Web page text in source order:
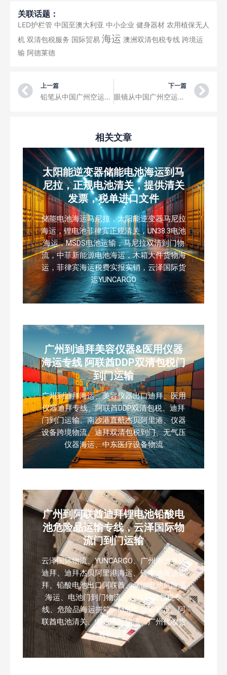
关联话题：
LED护栏管 中国至澳大利亚 中小企业 健身器材 农用植保无人
机 双清包税服务 国际贸易 海运 澳洲双清包税专线 跨境运
输 阿德莱德
Prev
上一篇
铅笔从中国广州空运到文莱Brunei 登嘉楼Tutong 电商小包裹国际快递
下一篇
眼镜从中国广州空运到朝鲜NorthKorea 新义州Sinuiju 电商小包裹国际快递
相关文章
太阳能逆变器储能电池海运到马
尼拉，正规电池清关，提供清关
发票，税单进口文件
储能电池海运马尼拉，太阳能逆变器马尼拉
海运，锂电池菲律宾正规清关，UN38.3电池
海运，MSDS电池运输，马尼拉双清到门物
流，中菲新能源电池海运，木箱大件货物海
运，菲律宾海运税费实报实销，云泽国际货
运YUNCARGO
广州到迪拜美容仪器&医用仪器
海运专线 阿联酋DDP双清包税门
到门运输
广州到迪拜海运、美容仪器出口迪拜、医用
仪器迪拜专线、阿联酋DDP双清包税、迪拜
门到门运输、南沙港直航杰贝阿里港、仪器
设备跨境物流、迪拜双清包税到门、无气压
仪器海运、中东医疗设备物流
广州到阿联酋迪拜锂电池铅酸电
池危险品运输专线，云泽国际物
流门到门运输
云泽国际物流、YUNCARGO、广州南沙海运
迪拜、迪拜杰贝阿里港海运、锂电池海运迪
拜、铅酸电池出口阿联酋、储能电池危险品
海运、电池门到门物流、迪拜双清包税专
线、危险品海运拼箱、MSDS 运输鉴定、阿
联酋电池清关、中东国际物流、广州代收货
装柜报关